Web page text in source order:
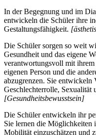
In der Begegnung und im
entwickeln die Schüler ihre
Gestaltungsfähigkeit.
Die Schüler sorgen so weit
Gesundheit und das eigene
verantwortungsvoll mit
eigenen Person und die
abzugrenzen. Sie entwickeln
Geschlechterrolle, Sexualität
[Gesundheitsbewusstsein]
Die Schüler entwickeln ihr
Sie lernen die Möglichkeiten
Mobilität einzuschätzen und